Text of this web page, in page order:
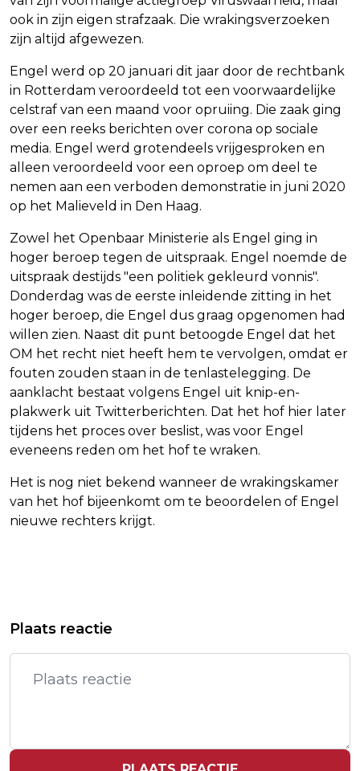
ook in zijn eigen strafzaak. Die wrakingsverzoeken
zijn altijd afgewezen.
Engel werd op 20 januari dit jaar door de rechtbank
in Rotterdam veroordeeld tot een voorwaardelijke
celstraf van een maand voor opruiing. Die zaak ging
over een reeks berichten over corona op sociale
media. Engel werd grotendeels vrijgesproken en
alleen veroordeeld voor een oproep om deel te
nemen aan een verboden demonstratie in juni 2020
op het Malieveld in Den Haag.
Zowel het Openbaar Ministerie als Engel ging in
hoger beroep tegen de uitspraak. Engel noemde de
uitspraak destijds "een politiek gekleurd vonnis".
Donderdag was de eerste inleidende zitting in het
hoger beroep, die Engel dus graag opgenomen had
willen zien. Naast dit punt betoogde Engel dat het
OM het recht niet heeft hem te vervolgen, omdat er
fouten zouden staan in de tenlastelegging. De
aanklacht bestaat volgens Engel uit knip-en-
plakwerk uit Twitterberichten. Dat het hof hier later
tijdens het proces over beslist, was voor Engel
eveneens reden om het hof te wraken.
Het is nog niet bekend wanneer de wrakingskamer
van het hof bijeenkomt om te beoordelen of Engel
nieuwe rechters krijgt.
BORSSELE LANGER KAN OPENBLIJVEN
VAN WAVEREN VERTREKT ALS
BONDSCOACH VAN TRIATLONPLOEG
Plaats reactie